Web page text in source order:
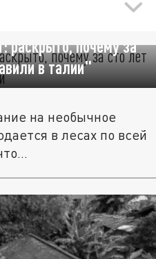
раскрыто, почему за
в талии"
на необычное
в лесах по всей